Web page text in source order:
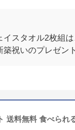
スタオル2枚組
祝いのプレゼン